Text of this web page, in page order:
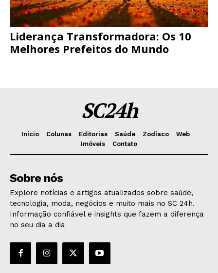
Liderança Transformadora: Os 10
Melhores Prefeitos do Mundo
SC24h
Início Colunas Editorias Saúde Zodíaco
Web
Imóveis
Contato
Sobre nós
Explore notícias e artigos atualizados sobre saúde,
tecnologia, moda, negócios e muito mais no SC 24h.
Informação confiável e insights que fazem a diferença
no seu dia a dia